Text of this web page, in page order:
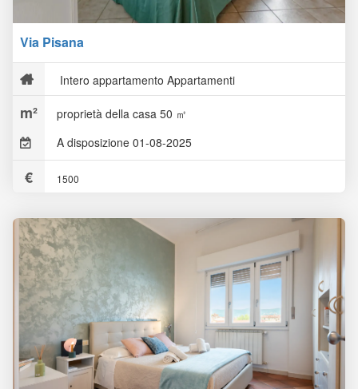
Via Pisana
Intero appartamento Appartamenti
proprietà della casa 50 ㎡
A disposizione 01-08-2025
1500